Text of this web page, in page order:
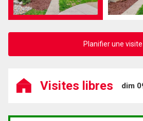
Planifier une visite
Visites libres dim